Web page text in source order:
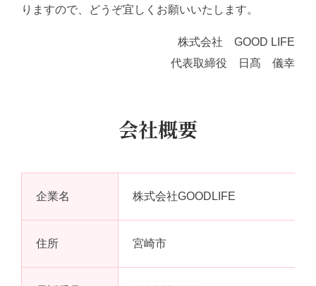
りますので、どうぞ宜しくお願いいたします。
株式会社 GOOD LIFE
代表取締役 日髙 儀幸
会社概要
企業名 株式会社GOODLIFE
住所 宮崎市